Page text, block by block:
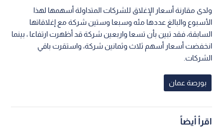
ولدى مقارنة أسعار الإغلاق للشركات المتداولة أسهمها لهذا
الأسبوع والبالغ عددها مئه وسبعا وستين شركة مع إغلاقاتها
السابقة، فقد تبين بأن تسعا واربعين شركة قد أظهرت ارتفاعا ، بينما
انخفضت أسعار أسهم ثلاث وثمانين شركة، واستقرت باقي
الشركات.
بورصة عمان
اقرأ أيضاً